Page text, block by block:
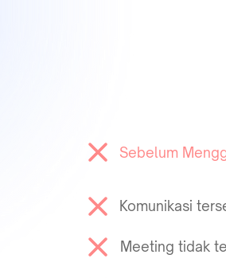
Sebelum
Komunikasi
Meeting tidak